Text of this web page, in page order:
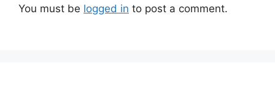
You must be logged in to post a comment.